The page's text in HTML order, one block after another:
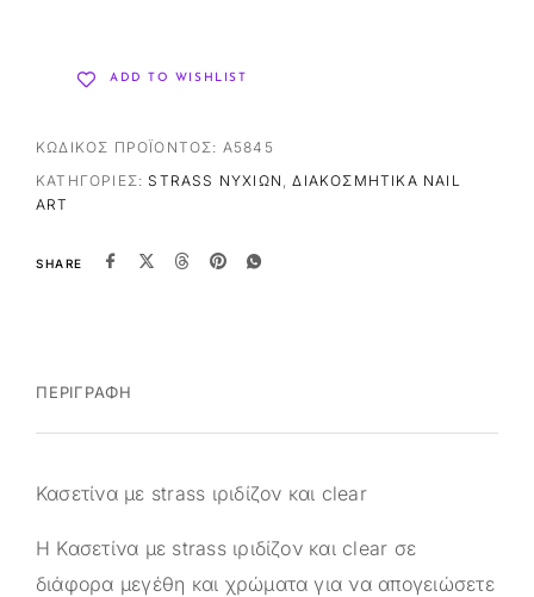
ADD TO WISHLIST
ΚΩΔΙΚΌΣ ΠΡΟΪΌΝΤΟΣ: A5845
ΚΑΤΗΓΟΡΊΕΣ: STRASS ΝΥΧΙΏΝ ,ΔΙΑΚΟΣΜΗΤΙΚΆ NAIL
ART
SHARE
ΠΕΡΙΓΡΑΦΉ
Κασετίνα με strass ιριδίζον και clear
Η Κασετίνα με strass ιριδίζον και clear σε
διάφορα μεγέθη και χρώματα για να απογειώσετε